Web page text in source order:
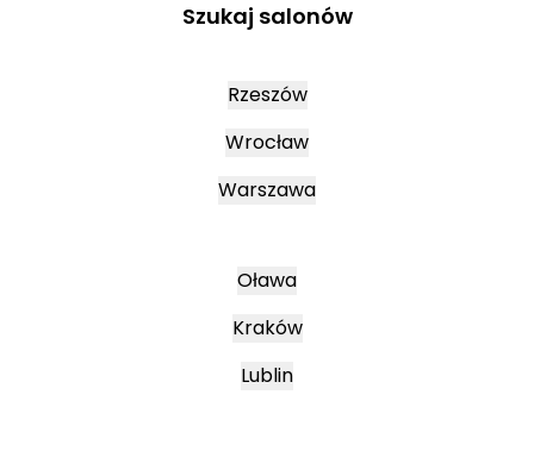
Szukaj salonów
Rzeszów
Wrocław
Warszawa
Oława
Kraków
Lublin